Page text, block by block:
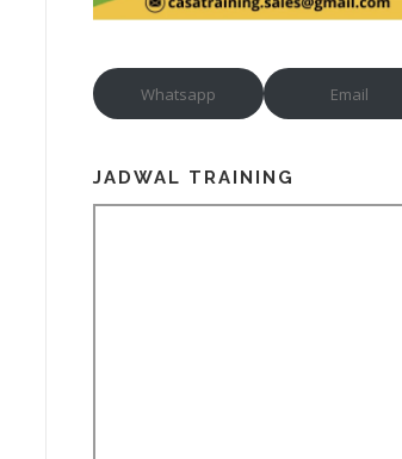
Whatsapp Email
JADWAL TRAINING